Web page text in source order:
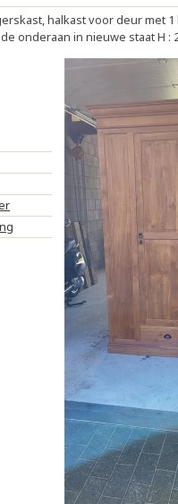
halkast voor deur met
onderaan in nieuwe staat H :